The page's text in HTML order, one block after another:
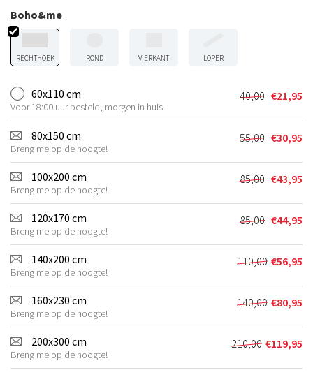
Boho&me
RECHTHOEK ROND VIERKANT LOPER
60x110 cm
Voor 18:00 uur besteld, morgen in huis
40,00
prijs
was:
€40,00.
€21,95
Huidige
prijs
is:
€21,95.
80x150 cm
Breng me op de hoogte!
55,00
prijs
was:
€55,00.
€30,95
Huidige
prijs
is:
€30,95.
100x200 cm
Breng me op de hoogte!
85,00
prijs
was:
€85,00.
€43,95
Huidige
prijs
is:
€43,95.
120x170 cm
Breng me op de hoogte!
85,00
prijs
was:
€85,00.
€44,95
Huidige
prijs
is:
€44,95.
140x200 cm
Breng me op de hoogte!
110,00
prijs
was:
€110,00.
€56,95
Huidige
prijs
is:
€56,95.
160x230 cm
Breng me op de hoogte!
140,00
prijs
was:
€140,00.
€80,95
Huidige
prijs
is:
€80,95.
200x300 cm
Breng me op de hoogte!
210,00
prijs
€119,95
Huidige
prijs